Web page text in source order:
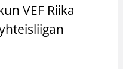
VEF Riika